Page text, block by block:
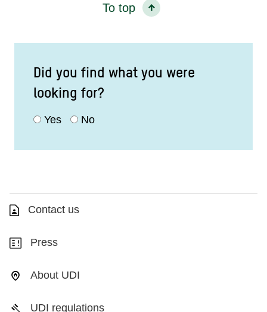
To top
Did you find what you were
looking for?
Yes No
Contact us
Press
About UDI
UDI regulations